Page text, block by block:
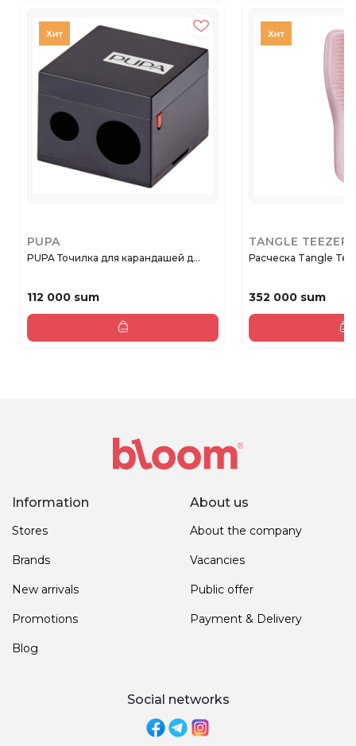
PUPA
PUPA Точилка для карандашей д...
112 000 sum
TANGLE TEEZER
Расческа Tangle
352 000 sum
Information
Stores
Brands
New arrivals
Promotions
Blog
About us
About the company
Vacancies
Public offer
Payment & Delivery
Social networks